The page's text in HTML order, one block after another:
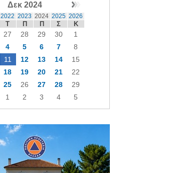
Δεκ 2024
2022 2023 2024 2025 2026
Τ Π Π Σ Κ
27 28 29 30
1
4 5 6 7
8
11 12 13 14
15
18 19 20 21
22
25 26 27 28
29
1 2 3 4 5